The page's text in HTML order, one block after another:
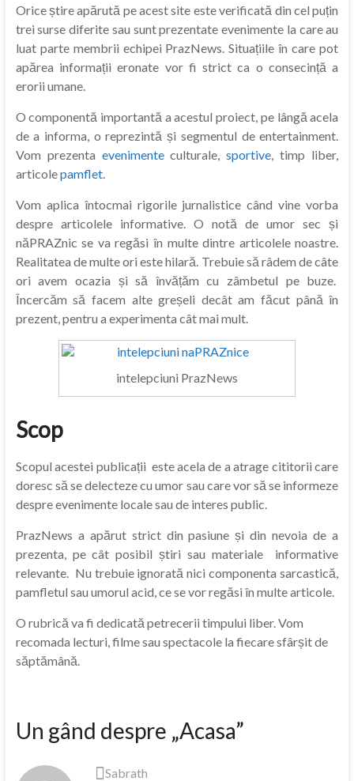
Orice știre apărută pe acest site este verificată din cel puțin
trei surse diferite sau sunt prezentate evenimente la care au
luat parte membrii echipei PrazNews. Situațiile în care pot
apărea informații eronate vor fi strict ca o consecință a
erorii umane.
O componentă importantă a acestul proiect, pe lângă acela
de a informa, o reprezintă și segmentul de entertainment.
Vom prezenta evenimenteculturale,sportive, timp liber,
articolepamflet.
Vom aplica întocmai rigorile jurnalistice când vine vorba
despre articolele informative. O notă de umor sec și
năPRAZnic se va regăsi în multe dintre articolele noastre.
Realitatea de multe ori este hilară. Trebuie să râdem de câte
ori avem ocazia și să învățăm cu zâmbetul pe buze.
Încercăm să facem alte greșeli decât am făcut până în
prezent, pentru a experimenta cât mai mult.
intelepciuni PrazNews
Scop
Scopul acestei publicații este acela de a atrage cititorii care
doresc să se delecteze cu umor sau care vor să se informeze
despre evenimente locale sau de interes public.
PrazNews a apărut strict din pasiune și din nevoia de a
prezenta, pe cât posibil știri sau materiale informative
relevante. Nu trebuie ignorată nici componenta sarcastică,
pamfletul sau umorul acid, ce se vor regăsi în multe articole.
O rubrică va fi dedicată petrecerii timpului liber. Vom
recomada lecturi, filme sau spectacole la fiecare sfârșit de
săptămână.
Un gând despre „Acasa”
Sabrath